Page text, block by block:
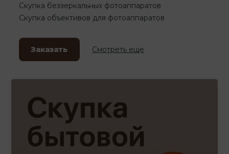
Скупка беззеркальных фотоаппаратов
Скупка объективов для фотоаппаратов
Заказать Смотреть еще